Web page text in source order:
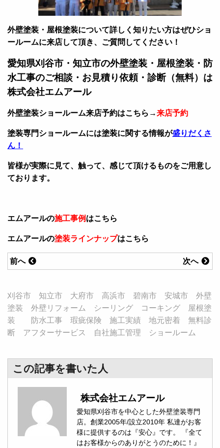
外壁塗装・屋根塗装について詳しく知りたい方はぜひショ
ールームに来店して頂き、ご質問してください！
愛知県刈谷市・知立市の外壁塗装・屋根塗装・防
水工事のご相談・お見積り依頼・診断（無料）は
株式会社エムアール
外壁塗装ショールーム来店予約はこちら→来店予約
塗装専門ショールームには塗装に関する情報が盛りだくさ
ん！
皆様が実際に見て、触って、感じて頂けるものをご用意し
ております。
エムアールの施工事例 はこちら
エムアールの塗装ラインナップはこちら
次へ
前へ
刈谷市 知立市 大府市 高浜市 碧南市 安城市 外壁
塗装 外壁リフォーム シーリング コーキング 屋根塗
装 防水工事 瑕疵保険 施工実績 地元密着 無料診
断 アフターサービス 自社施工管理 ショールーム
この記事を書いた人
株式会社エムアール
愛知県刈谷市を中心とした外壁塗装専門
店。創業2005年/設立2010年 私達がお客
様に提供するのは『安心』です。 『全て
はお客様からのありがとうのために！』